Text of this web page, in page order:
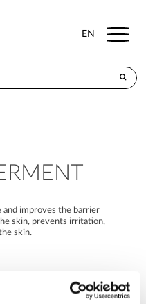
EN Menu
and improves the barrier
skin, prevents irritation,
skin.